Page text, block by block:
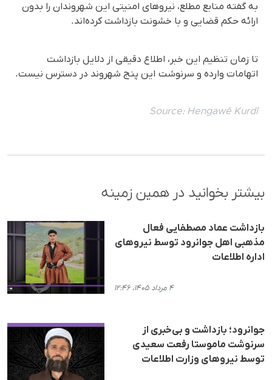
به گفته منابع مطلع، نیروهای امنیتی این شهروندان را بدون
ارائە حکم قضایی و با خشونت بازداشت کردەاند.
تا زمان تنظیم این خبر، اطلاع دقیقی از دلایل بازداشت
اتهامات وارده و سرنوشت این پنج شهروند در دسترس نیست.
Source: Hengawê Kurdî
بیشتر بخوانید در همین زمینه
بازداشت عماد مصطفایی فعال
مذهبی اهل جوانرود توسط نیروهای
اداره اطلاعات
۴ مرداد ۱۴۰۵، ۱۲:۴۶
جوانرود؛ بازداشت و بی‌خبری از
سرنوشت ماموستا رفعت سعیدی
توسط نیروهای وزارت اطلاعات